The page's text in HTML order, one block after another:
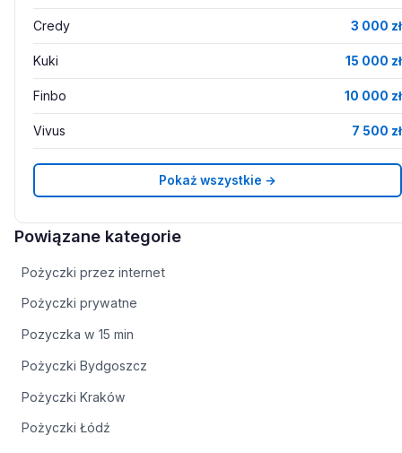
Credy 3 000 zł
Kuki 15 000 zł
Finbo 10 000 zł
Vivus 7 500 zł
Pokaż wszystkie →
Powiązane kategorie
Pożyczki przez internet
Pożyczki prywatne
Pozyczka w 15 min
Pożyczki Bydgoszcz
Pożyczki Kraków
Pożyczki Łódź